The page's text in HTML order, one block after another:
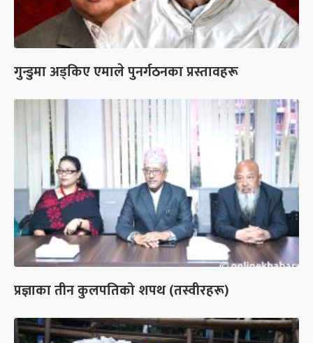
गुन्डुमा अड्किए एमाले पुनर्गठनका प्रस्तावहरू
प्रज्ञाका तीन कुलपतिको शपथ (तस्वीरहरू)